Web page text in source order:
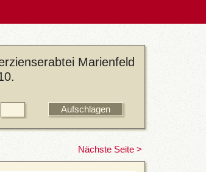
Marienfeld
Nächste Seite >